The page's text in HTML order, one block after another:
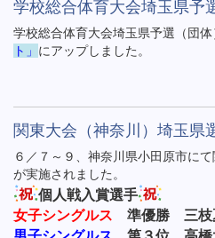
学校総合体育大会埼玉県予
学校総合体育大会埼玉県予選（団
ト」 にアップしました。
関東大会（神奈川）埼玉県
６／７～９、神奈川県小田原市に
が実施されました。
個人戦入賞選手
女子シングルス 準優勝 三枝